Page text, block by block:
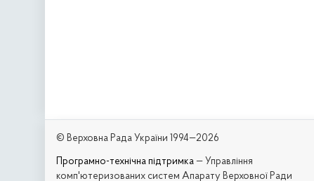
© Верховна Рада України 1994—2026
Програмно-технічна підтримка — Управління
комп'ютеризованих систем Апарату Верховної Ради